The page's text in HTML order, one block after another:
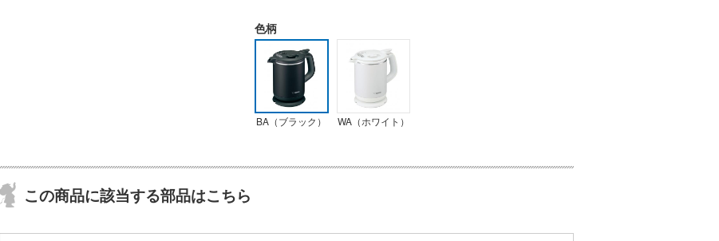
色柄
BA（ブラック） WA（ホワイト）
この商品に該当する部品はこちら